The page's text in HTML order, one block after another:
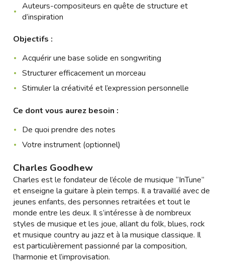
Auteurs-compositeurs en quête de structure et
d’inspiration
Objectifs :
Acquérir une base solide en songwriting
Structurer efficacement un morceau
Stimuler la créativité et l’expression personnelle
Ce dont vous aurez besoin :
De quoi prendre des notes
Votre instrument (optionnel)
Charles Goodhew
Charles est le fondateur de l’école de musique “InTune”
et enseigne la guitare à plein temps. Il a travaillé avec de
jeunes enfants, des personnes retraitées et tout le
monde entre les deux. Il s’intéresse à de nombreux
styles de musique et les joue, allant du folk, blues, rock
et musique country au jazz et à la musique classique. Il
est particulièrement passionné par la composition,
l’harmonie et l’improvisation.